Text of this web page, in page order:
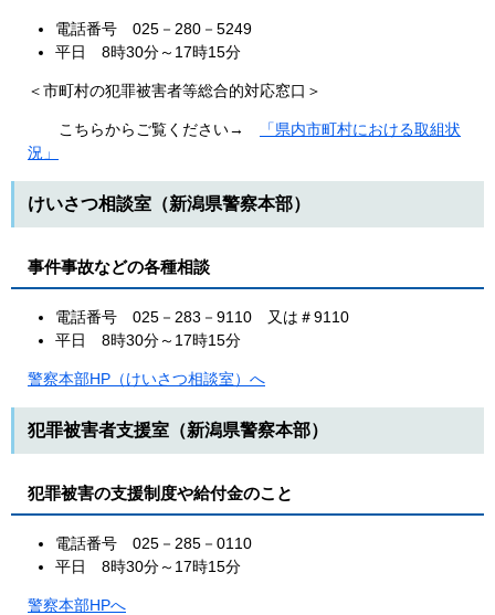
電話番号 025－280－5249
平日 8時30分～17時15分
＜市町村の犯罪被害者等総合的対応窓口＞
こちらからご覧ください→
「県内市町村における取組状
況」
けいさつ相談室（新潟県警察本部）
事件事故などの各種相談
電話番号 025－283－9110 又は＃9110
平日 8時30分～17時15分
警察本部HP（けいさつ相談室）へ
犯罪被害者支援室（新潟県警察本部）
犯罪被害の支援制度や給付金のこと
電話番号 025－285－0110
平日 8時30分～17時15分
警察本部HPへ